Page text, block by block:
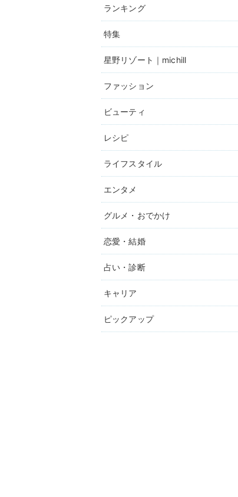
ランキング
特集
星野リゾート｜michill
ファッション
ビューティ
レシピ
ライフスタイル
エンタメ
グルメ・おでかけ
恋愛・結婚
占い・診断
キャリア
ピックアップ